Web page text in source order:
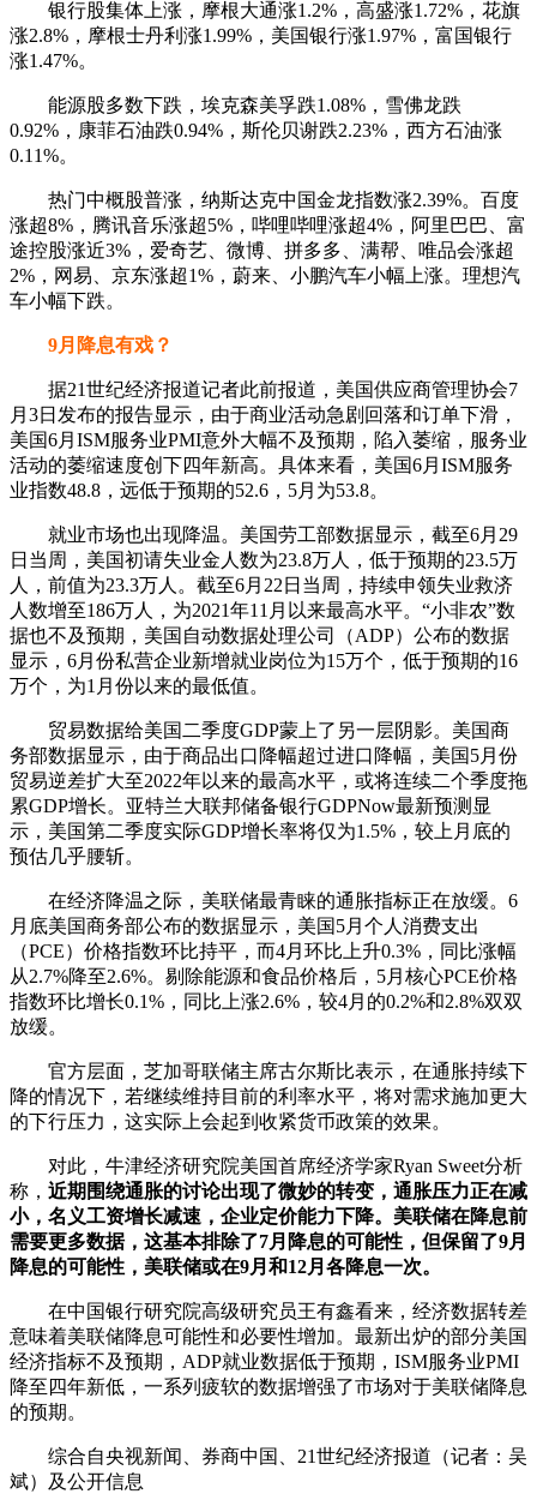
银行股集体上涨，摩根大通涨1.2%，高盛涨1.72%，花旗
涨2.8%，摩根士丹利涨1.99%，美国银行涨1.97%，富国银行
涨1.47%。
能源股多数下跌，埃克森美孚跌1.08%，雪佛龙跌
0.92%，康菲石油跌0.94%，斯伦贝谢跌2.23%，西方石油涨
0.11%。
热门中概股普涨，纳斯达克中国金龙指数涨2.39%。百度
涨超8%，腾讯音乐涨超5%，哔哩哔哩涨超4%，阿里巴巴、富
途控股涨近3%，爱奇艺、微博、拼多多、满帮、唯品会涨超
2%，网易、京东涨超1%，蔚来、小鹏汽车小幅上涨。理想汽
车小幅下跌。
9月降息有戏？
据21世纪经济报道记者此前报道，美国供应商管理协会7
月3日发布的报告显示，由于商业活动急剧回落和订单下滑，
美国6月ISM服务业PMI意外大幅不及预期，陷入萎缩，服务业
活动的萎缩速度创下四年新高。具体来看，美国6月ISM服务
业指数48.8，远低于预期的52.6，5月为53.8。
就业市场也出现降温。美国劳工部数据显示，截至6月29
日当周，美国初请失业金人数为23.8万人，低于预期的23.5万
人，前值为23.3万人。截至6月22日当周，持续申领失业救济
人数增至186万人，为2021年11月以来最高水平。“小非农”数
据也不及预期，美国自动数据处理公司（ADP）公布的数据
显示，6月份私营企业新增就业岗位为15万个，低于预期的16
万个，为1月份以来的最低值。
贸易数据给美国二季度GDP蒙上了另一层阴影。美国商
务部数据显示，由于商品出口降幅超过进口降幅，美国5月份
贸易逆差扩大至2022年以来的最高水平，或将连续二个季度拖
累GDP增长。亚特兰大联邦储备银行GDPNow最新预测显
示，美国第二季度实际GDP增长率将仅为1.5%，较上月底的
预估几乎腰斩。
在经济降温之际，美联储最青睐的通胀指标正在放缓。6
月底美国商务部公布的数据显示，美国5月个人消费支出
（PCE）价格指数环比持平，而4月环比上升0.3%，同比涨幅
从2.7%降至2.6%。剔除能源和食品价格后，5月核心PCE价格
指数环比增长0.1%，同比上涨2.6%，较4月的0.2%和2.8%双双
放缓。
官方层面，芝加哥联储主席古尔斯比表示，在通胀持续下
降的情况下，若继续维持目前的利率水平，将对需求施加更大
的下行压力，这实际上会起到收紧货币政策的效果。
对此，牛津经济研究院美国首席经济学家Ryan Sweet分析
称， 近期围绕通胀的讨论出现了微妙的转变，通胀压力正在减
小，名义工资增长减速，企业定价能力下降。美联储在降息前
需要更多数据，这基本排除了7月降息的可能性，但保留了9月
降息的可能性，美联储或在9月和12月各降息一次。
在中国银行研究院高级研究员王有鑫看来，经济数据转差
意味着美联储降息可能性和必要性增加。最新出炉的部分美国
经济指标不及预期，ADP就业数据低于预期，ISM服务业PMI
降至四年新低，一系列疲软的数据增强了市场对于美联储降息
的预期。
综合自央视新闻、券商中国、21世纪经济报道（记者：吴
斌）及公开信息